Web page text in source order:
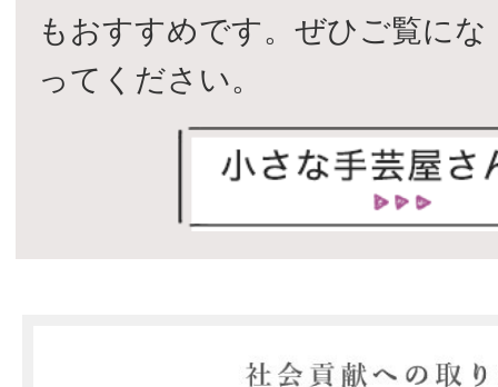
もおすすめです。ぜひご覧にな
ってください。